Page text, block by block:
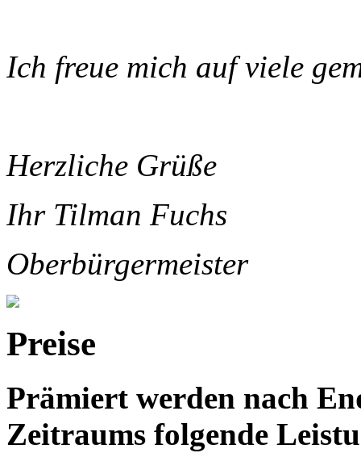
Ich freue mich auf viele
Herzliche Grüße
Ihr Tilman Fuchs
Oberbürgermeister
Preise
Prämiert werden nach
Zeitraums folgende